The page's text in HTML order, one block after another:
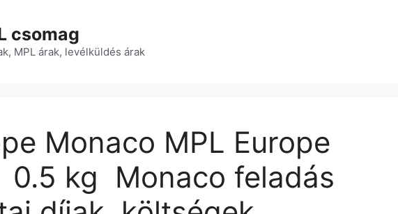
csomag
MPL árak, levélküldés árak
Monaco MPL Europe
0.5 kg  Monaco feladás